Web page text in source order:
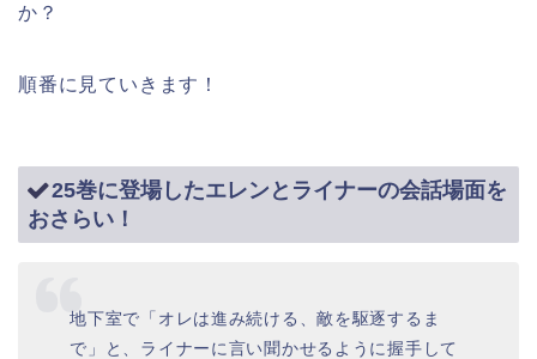
か？
順番に見ていきます！
25巻に登場したエレンとライナーの会話場面を
おさらい！
地下室で「オレは進み続ける、敵を駆逐するま
で」と、ライナーに言い聞かせるように握手して